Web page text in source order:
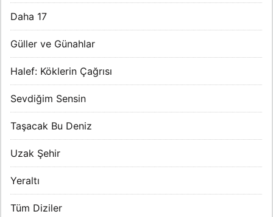
Daha 17
Güller ve Günahlar
Halef: Köklerin Çağrısı
Sevdiğim Sensin
Taşacak Bu Deniz
Uzak Şehir
Yeraltı
Tüm Diziler